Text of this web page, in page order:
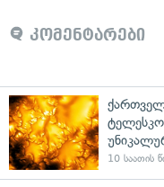
კომენტარები
10 საათის